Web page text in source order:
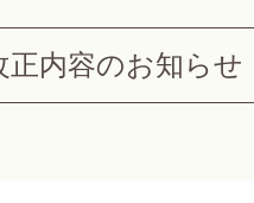
正内容のお知らせ